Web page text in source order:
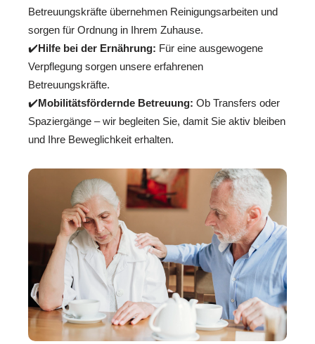
Betreuungskräfte übernehmen Reinigungsarbeiten und
sorgen für Ordnung in Ihrem Zuhause.
✔️Hilfe bei der Ernährung: Für eine ausgewogene
Verpflegung sorgen unsere erfahrenen
Betreuungskräfte.
✔️Mobilitätsfördernde Betreuung: Ob Transfers oder
Spaziergänge – wir begleiten Sie, damit Sie aktiv bleiben
und Ihre Beweglichkeit erhalten.